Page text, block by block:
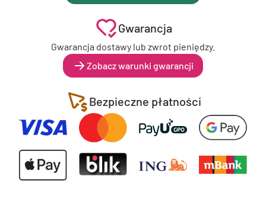
Gwarancja
Gwarancja dostawy lub zwrot pieniędzy.
Zobacz warunki gwarancji
Bezpieczne płatności